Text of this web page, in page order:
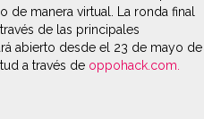
de manera virtual. La ronda final
de las principales
abierto desde el 23 de mayo de
a través de oppohack.com.